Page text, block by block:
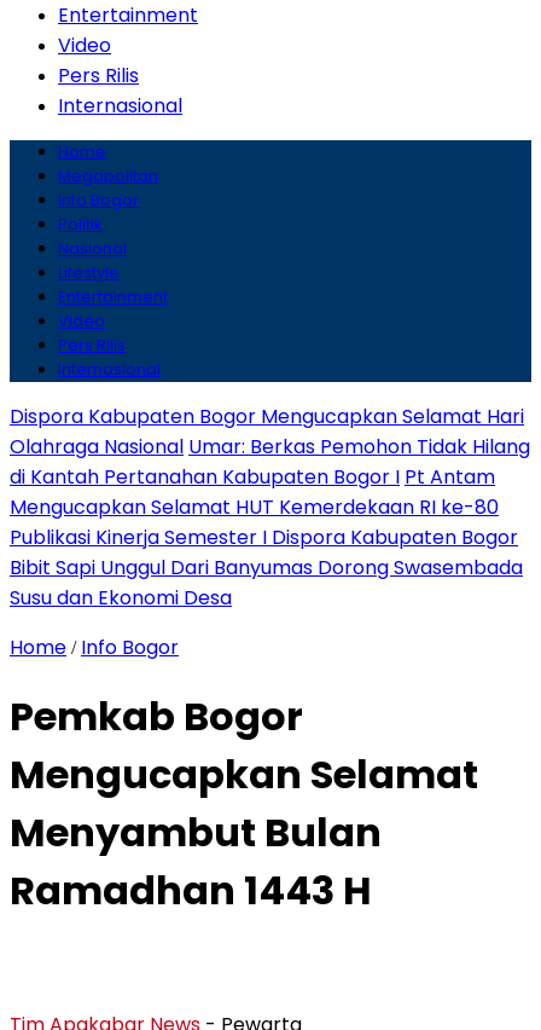
Entertainment
Video
Pers Rilis
Internasional
Home
Megapolitan
Info Bogor
Politik
Nasional
Lifestyle
Entertainment
Video
Pers Rilis
Internasional
Dispora Kabupaten Bogor Mengucapkan Selamat Hari
Olahraga Nasional Umar: Berkas Pemohon Tidak Hilang
di Kantah Pertanahan Kabupaten Bogor I Pt Antam
Mengucapkan Selamat HUT Kemerdekaan RI ke-80
Publikasi Kinerja Semester I Dispora Kabupaten Bogor
Bibit Sapi Unggul Dari Banyumas Dorong Swasembada
Susu dan Ekonomi Desa
Home / Info Bogor
Pemkab Bogor
Mengucapkan Selamat
Menyambut Bulan
Ramadhan 1443 H
Tim Apakabar News - Pewarta